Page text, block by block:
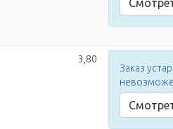
3,80
Заказ